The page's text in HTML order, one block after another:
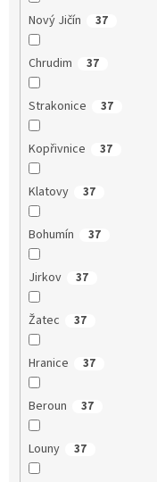
Nový Jičín 37
Chrudim 37
Strakonice 37
Kopřivnice 37
Klatovy 37
Bohumín 37
Jirkov 37
Žatec 37
Hranice 37
Beroun 37
Louny 37